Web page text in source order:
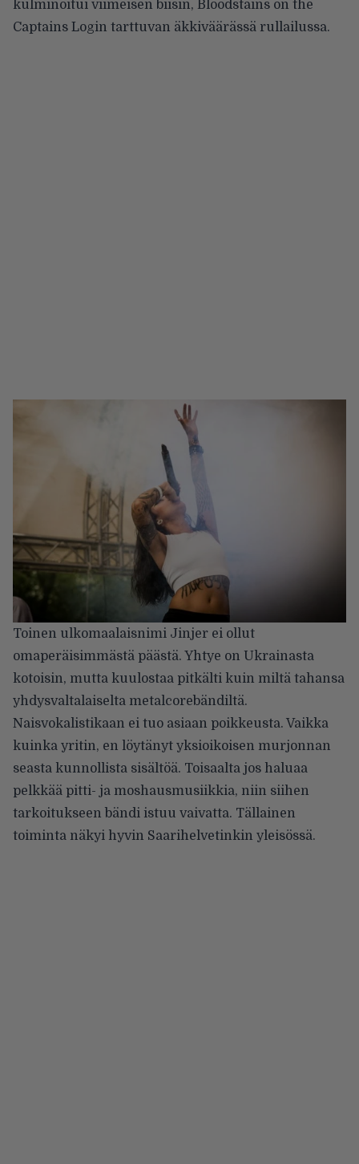
kulminoitui viimeisen biisin, Bloodstains on the
Captains Login tarttuvan äkkiväärässä rullailussa.
Toinen ulkomaalaisnimi Jinjer ei ollut
omaperäisimmästä päästä. Yhtye on Ukrainasta
kotoisin, mutta kuulostaa pitkälti kuin miltä tahansa
yhdysvaltalaiselta metalcorebändiltä.
Naisvokalistikaan ei tuo asiaan poikkeusta. Vaikka
kuinka yritin, en löytänyt yksioikoisen murjonnan
seasta kunnollista sisältöä. Toisaalta jos haluaa
pelkkää pitti- ja moshausmusiikkia, niin siihen
tarkoitukseen bändi istuu vaivatta. Tällainen
toiminta näkyi hyvin Saarihelvetinkin yleisössä.